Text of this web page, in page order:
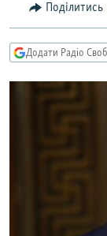
пошукуКУЛЬТУРА
СПОРТ
КРИМ.РЕАЛІЇ
ТИ ЯК?
МУЛЬТИМЕДІА
ФОТО
Поділитись
Додати Радіо